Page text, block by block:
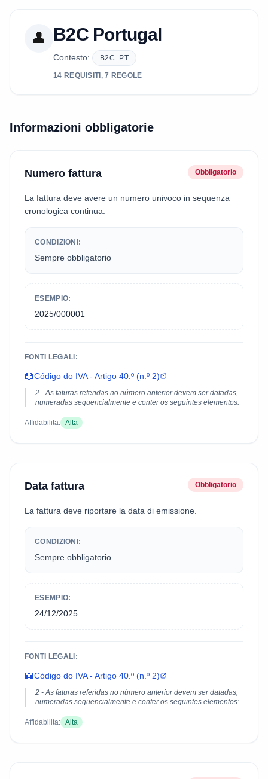
👤 B2C Portugal
Contesto: B2C_PT
14 REQUISITI, 7 REGOLE
Informazioni obbligatorie
Numero fattura Obbligatorio
La fattura deve avere un numero univoco in sequenza
cronologica continua.
CONDIZIONI:
Sempre obbligatorio
ESEMPIO:
2025/000001
FONTI LEGALI:
📖Código do IVA - Artigo 40.º (n.º 2)
2 - As faturas referidas no número anterior devem ser datadas,
numeradas sequencialmente e conter os seguintes elementos:
Affidabilita: Alta
Data fattura Obbligatorio
La fattura deve riportare la data di emissione.
CONDIZIONI:
Sempre obbligatorio
ESEMPIO:
24/12/2025
FONTI LEGALI:
📖Código do IVA - Artigo 40.º (n.º 2)
2 - As faturas referidas no número anterior devem ser datadas,
numeradas sequencialmente e conter os seguintes elementos:
Affidabilita: Alta